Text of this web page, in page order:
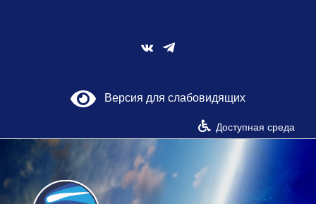
Vk
Версия для слабовидящих
Доступная среда